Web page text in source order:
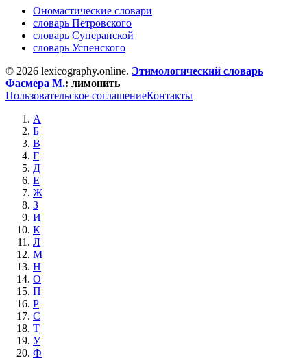
Ономастические словари
словарь Петровского
словарь Суперанской
словарь Успенского
© 2026 lexicography.online. Этимологический словарь
Фасмера М.: лимонить
Пользовательское соглашениеКонтакты
А
Б
В
Г
Д
Е
Ж
З
И
К
Л
М
Н
О
П
Р
С
Т
У
Ф